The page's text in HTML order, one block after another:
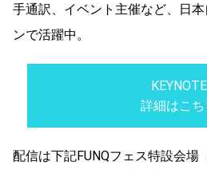
手通訳、イベント主催など、日
ンで活躍中。
KEYNOTE
詳細はこち
配信は下記FUNQフェス特設会場